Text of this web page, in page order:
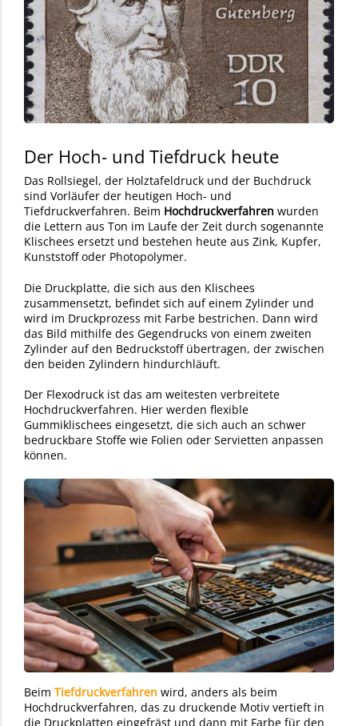
Der Hoch- und Tiefdruck heute
Das Rollsiegel, der Holztafeldruck und der Buchdruck
sind Vorläufer der heutigen Hoch- und
Tiefdruckverfahren. Beim Hochdruckverfahren wurden
die Lettern aus Ton im Laufe der Zeit durch sogenannte
Klischees ersetzt und bestehen heute aus Zink, Kupfer,
Kunststoff oder Photopolymer.
Die Druckplatte, die sich aus den Klischees
zusammensetzt, befindet sich auf einem Zylinder und
wird im Druckprozess mit Farbe bestrichen. Dann wird
das Bild mithilfe des Gegendrucks von einem zweiten
Zylinder auf den Bedruckstoff übertragen, der zwischen
den beiden Zylindern hindurchläuft.
Der Flexodruck ist das am weitesten verbreitete
Hochdruckverfahren. Hier werden flexible
Gummiklischees eingesetzt, die sich auch an schwer
bedruckbare Stoffe wie Folien oder Servietten anpassen
können.
Beim Tiefdruckverfahren wird, anders als beim
Hochdruckverfahren, das zu druckende Motiv vertieft in
die Druckplatten eingefräst und dann mit Farbe für den